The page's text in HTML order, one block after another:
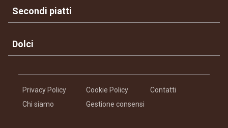
Secondi piatti
Dolci
Privacy Policy Cookie Policy
Contatti
Chi siamo
Gestione consensi